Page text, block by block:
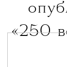
«250